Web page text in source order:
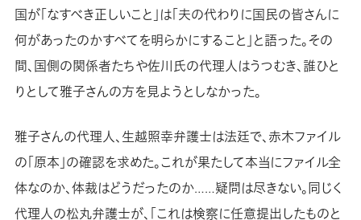
国が「なすべき正しいこと」は「夫の代わりに国民の皆さんに
何があったのかすべてを明らかにすること」と語った。その
間、国側の関係者たちや佐川氏の代理人はうつむき、誰ひと
りとして雅子さんの方を見ようとしなかった。
雅子さんの代理人、生越照幸弁護士は法廷で、赤木ファイル
の「原本」の確認を求めた。これが果たして本当にファイル全
体なのか、体裁はどうだったのか……疑問は尽きない。同じく
代理人の松丸弁護士が、「これは検察に任意提出したものと